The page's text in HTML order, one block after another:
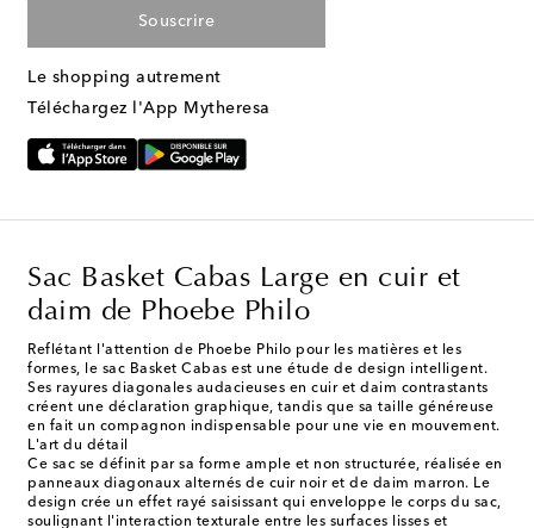
Souscrire
Le shopping autrement
Téléchargez l'App Mytheresa
Sac Basket Cabas Large en cuir et
daim de Phoebe Philo
Reflétant l'attention de Phoebe Philo pour les matières et les
formes, le sac Basket Cabas est une étude de design intelligent.
Ses rayures diagonales audacieuses en cuir et daim contrastants
créent une déclaration graphique, tandis que sa taille généreuse
en fait un compagnon indispensable pour une vie en mouvement.
L'art du détail
Ce sac se définit par sa forme ample et non structurée, réalisée en
panneaux diagonaux alternés de cuir noir et de daim marron. Le
design crée un effet rayé saisissant qui enveloppe le corps du sac,
soulignant l'interaction texturale entre les surfaces lisses et